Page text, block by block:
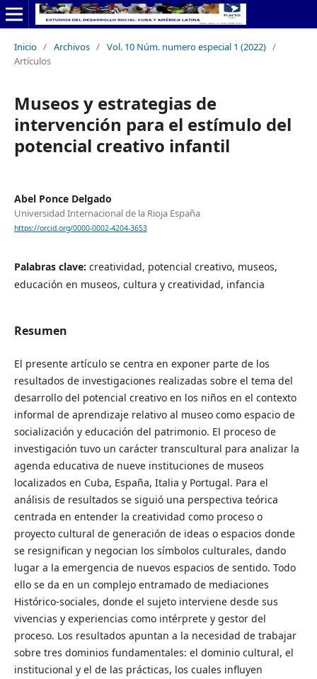
Inicio / Archivos / Vol. 10 Núm. numero especial 1 (2022) /
Artículos
Museos y estrategias de
intervención para el estímulo del
potencial creativo infantil
Abel Ponce Delgado
Universidad Internacional de la Rioja España
https://orcid.org/0000-0002-4204-3653
Palabras clave: creatividad, potencial creativo, museos,
educación en museos, cultura y creatividad, infancia
Resumen
El presente artículo se centra en exponer parte de los
resultados de investigaciones realizadas sobre el tema del
desarrollo del potencial creativo en los niños en el contexto
informal de aprendizaje relativo al museo como espacio de
socialización y educación del patrimonio. El proceso de
investigación tuvo un carácter transcultural para analizar la
agenda educativa de nueve instituciones de museos
localizados en Cuba, España, Italia y Portugal. Para el
análisis de resultados se siguió una perspectiva teórica
centrada en entender la creatividad como proceso o
proyecto cultural de generación de ideas o espacios donde
se resignifican y negocian los símbolos culturales, dando
lugar a la emergencia de nuevos espacios de sentido. Todo
ello se da en un complejo entramado de mediaciones
Histórico-sociales, donde el sujeto interviene desde sus
vivencias y experiencias como intérprete y gestor del
proceso. Los resultados apuntan a la necesidad de trabajar
sobre tres dominios fundamentales: el dominio cultural, el
institucional y el de las prácticas, los cuales influyen